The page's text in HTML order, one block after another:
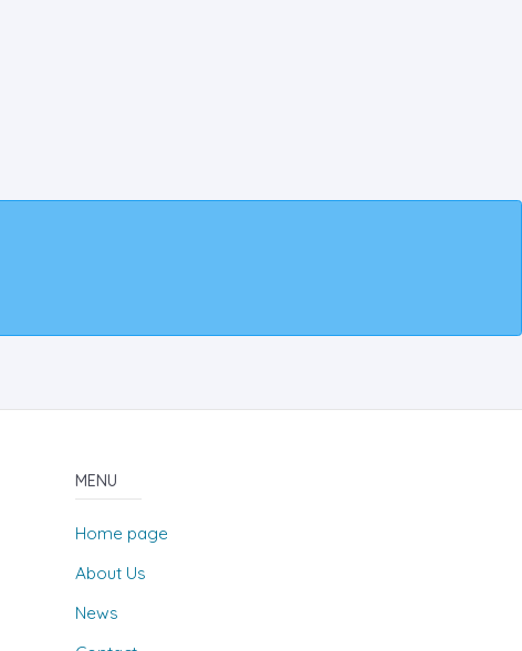
MENU
Home page
About Us
News